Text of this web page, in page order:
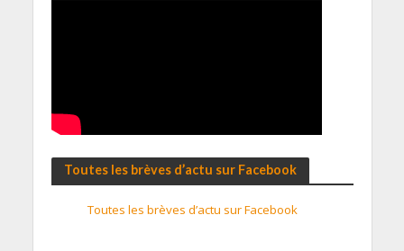
Toutes les brèves d’actu sur Facebook
Toutes les brèves d’actu sur Facebook